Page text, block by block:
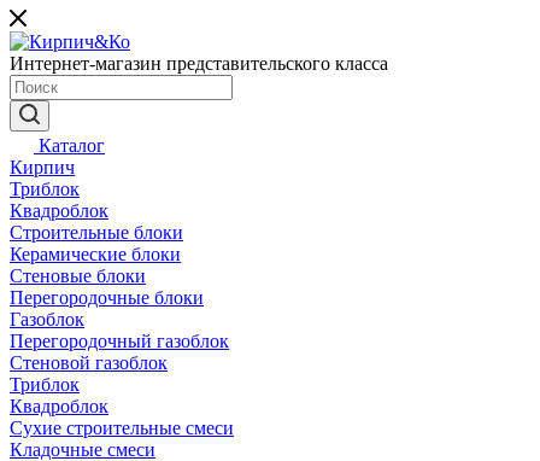
Интернет-магазин представительского класса
Каталог
Кирпич
Триблок
Квадроблок
Строительные блоки
Керамические блоки
Стеновые блоки
Перегородочные блоки
Газоблок
Перегородочный газоблок
Стеновой газоблок
Триблок
Квадроблок
Сухие строительные смеси
Кладочные смеси